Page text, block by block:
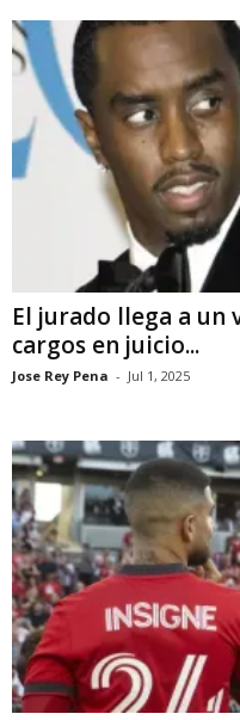
El jurado llega a un
cargos en juicio...
Jose Rey Pena - Jul 1, 2025